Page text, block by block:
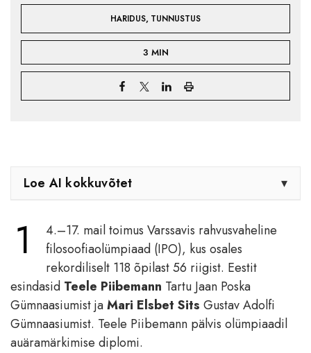
HARIDUS, TUNNUSTUS
3 MIN
Loe AI kokkuvõtet ▾
1
4.–17. mail toimus Varssavis rahvusvaheline
filosoofiaolümpiaad (IPO), kus osales
rekordiliselt 118 õpilast 56 riigist. Eestit
esindasid Teele Piibemann Tartu Jaan Poska
Gümnaasiumist jaMari Elsbet Sits Gustav Adolfi
Gümnaasiumist. Teele Piibemann pälvis olümpiaadil
auäramärkimise diplomi.